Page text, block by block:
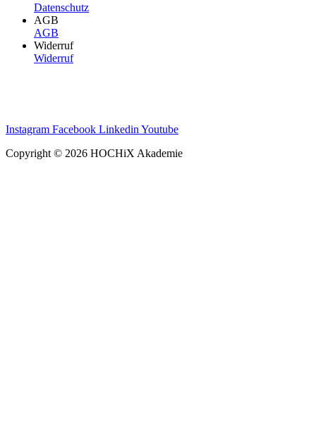
Datenschutz
AGB
AGB
Widerruf
Widerruf
Instagram Facebook Linkedin Youtube
Copyright © 2026 HOCHiX Akademie